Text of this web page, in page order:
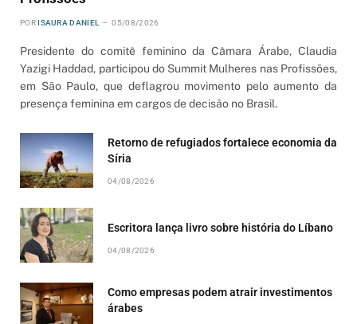
POR ISAURA DANIEL 05/08/2026
Presidente do comitê feminino da Câmara Árabe, Claudia
Yazigi Haddad, participou do Summit Mulheres nas Profissões,
em São Paulo, que deflagrou movimento pelo aumento da
presença feminina em cargos de decisão no Brasil.
Retorno de refugiados fortalece economia da
Síria
04/08/2026
Escritora lança livro sobre história do Líbano
04/08/2026
Como empresas podem atrair investimentos
árabes